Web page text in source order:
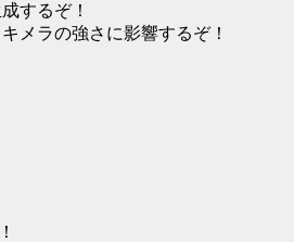
するぞ！
メラの強さに影響するぞ！